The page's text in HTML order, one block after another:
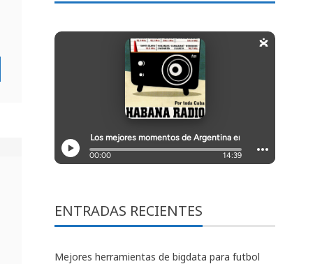
ENTRADAS RECIENTES
Mejores herramientas de bigdata para futbol